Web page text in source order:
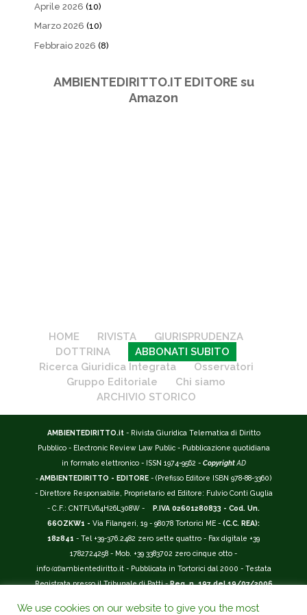
Aprile 2026 (10)
Marzo 2026 (10)
Febbraio 2026 (8)
AMBIENTEDIRITTO.IT EDITORE su
Amazon
HOME RIVISTA
GIURISPRUDENZA
DOTTRINA
ABBONATI SUBITO
Ricerca Giuridica Integrata
Osservatori
Gruppo Editoriale
Chi siamo
ARCHIVIO STORICO
AMBIENTEDIRITTO.it - Rivista Giuridica Telematica di Diritto
Pubblico - Electronic Review Law Public - Pubblicazione quotidiana
in formato elettronico - ISSN 1974-9562 - Copyright AD
-AMBIENTEDIRITTO - EDITORE - (Prefisso Editore ISBN 978-88-3360)
- Direttore Responsabile, Proprietario ed Editore: Fulvio Conti Guglia
- C.F.: CNTFLV64H26L308W -
P.IVA 02601280833 - Cod. Un.
66OZKW1 - Via Filangeri, 19 - 98078 Tortorici ME - (C.C. REA):
182841 - Tel +39-376.2482 zero sette quattro - Fax digitale +39
1782724258 - Mob. +39 3383702 zero cinque otto -
info(at)ambientediritto.it - Pubblicata in Tortorici dal 2000 - Testata
Registrata presso il Tribunale di Patti -Reg. n. 197 del 19/07/2006
We use cookies on our website to give you the most